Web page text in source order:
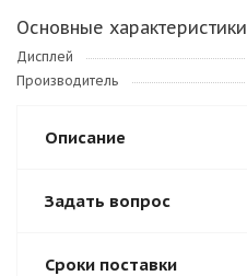
Основные характеристики
Дисплей
Производитель
Описание
Задать вопрос
Сроки поставки